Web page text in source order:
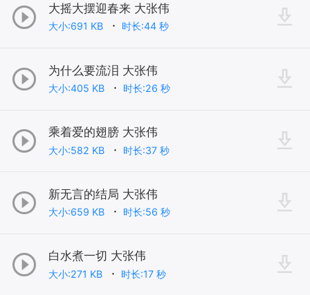
大摇大摆迎春来 大张伟
大小:691 KB 时长:44 秒
为什么要流泪 大张伟
大小:405 KB 时长:26 秒
乘着爱的翅膀 大张伟
大小:582 KB 时长:37 秒
新无言的结局 大张伟
大小:659 KB 时长:56 秒
白水煮一切 大张伟
大小:271 KB 时长:17 秒